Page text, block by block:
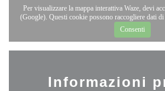
Per visualizzare la mappa interattiva Waze, devi
(Google). Questi cookie possono raccogliere dati
Consenti
Informazioni